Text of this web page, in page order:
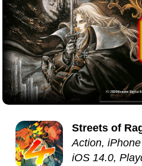
Streets of
Action,
iOS 14.0,